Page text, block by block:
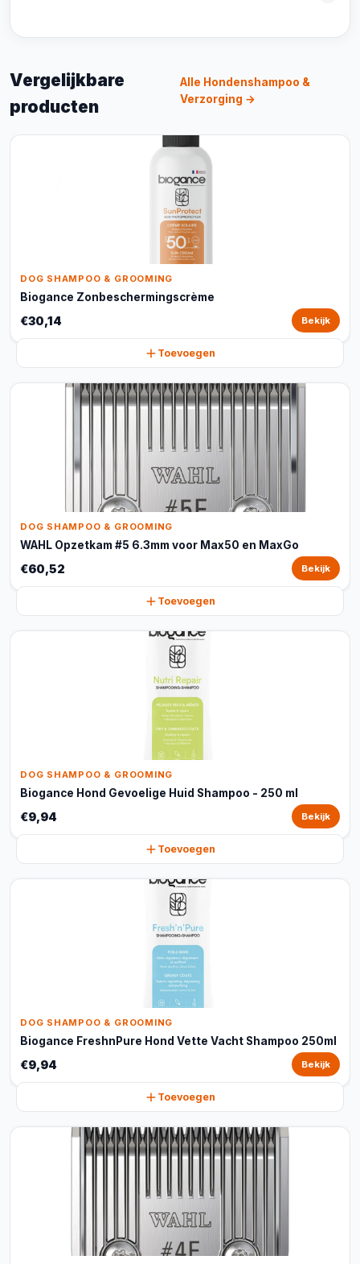
Vergelijkbare
producten
Alle Hondenshampoo &
Verzorging →
DOG SHAMPOO & GROOMING
Biogance Zonbeschermingscrème
€30,14 Bekijk
Toevoegen
DOG SHAMPOO & GROOMING
WAHL Opzetkam #5 6.3mm voor Max50 en MaxGo
€60,52 Bekijk
Toevoegen
DOG SHAMPOO & GROOMING
Biogance Hond Gevoelige Huid Shampoo - 250 ml
€9,94 Bekijk
Toevoegen
DOG SHAMPOO & GROOMING
Biogance FreshnPure Hond Vette Vacht Shampoo 250ml
€9,94 Bekijk
Toevoegen